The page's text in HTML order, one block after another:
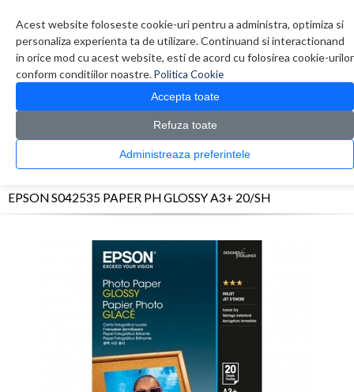
Acest website foloseste cookie-uri pentru a administra, optimiza si
personaliza experienta ta de utilizare. Continuand si interactionand
in orice mod cu acest website, esti de acord cu folosirea cookie-urilor
conform conditiilor noastre.Politica Cookie
Accepta toate
Refuza toate
Administreaza preferintele
0 produs(e)
CATALOG PRODUSE
Consumabile > Hartie > EPSON S042535 PAPER PH GLOSSY A3+
EPSON S042535 PAPER PH GLOSSY A3+ 20/SH